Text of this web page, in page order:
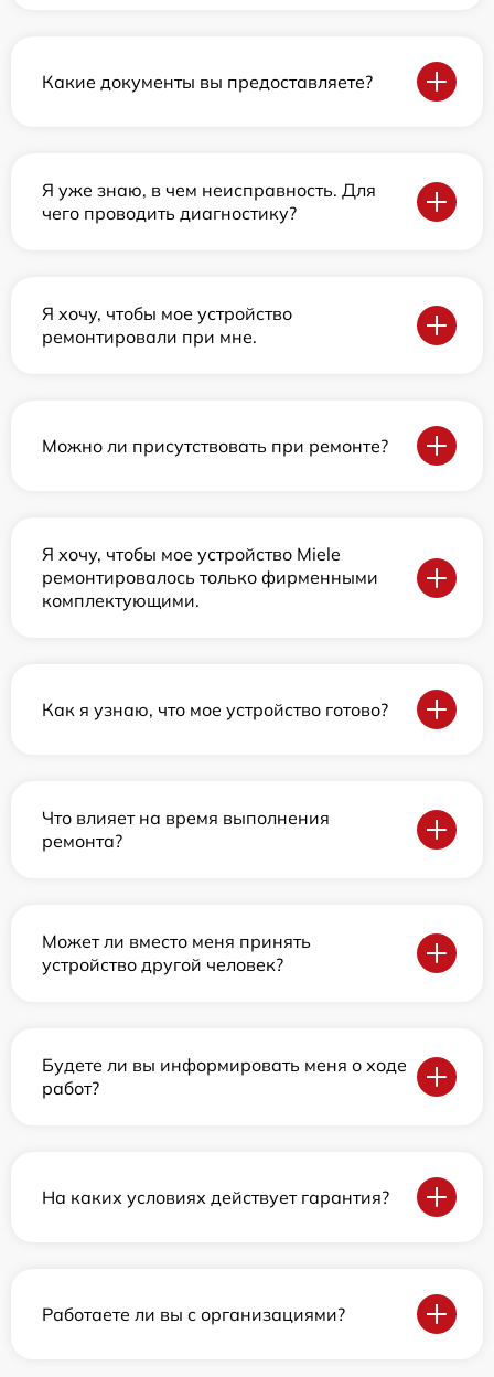
Какие документы вы предоставляете?
Я уже знаю, в чем неисправность. Для
чего проводить диагностику?
Я хочу, чтобы мое устройство
ремонтировали при мне.
Можно ли присутствовать при ремонте?
Я хочу, чтобы мое устройство Miele
ремонтировалось только фирменными
комплектующими.
Как я узнаю, что мое устройство готово?
Что влияет на время выполнения
ремонта?
Может ли вместо меня принять
устройство другой человек?
Будете ли вы информировать меня о ходе
работ?
На каких условиях действует гарантия?
Работаете ли вы с организациями?